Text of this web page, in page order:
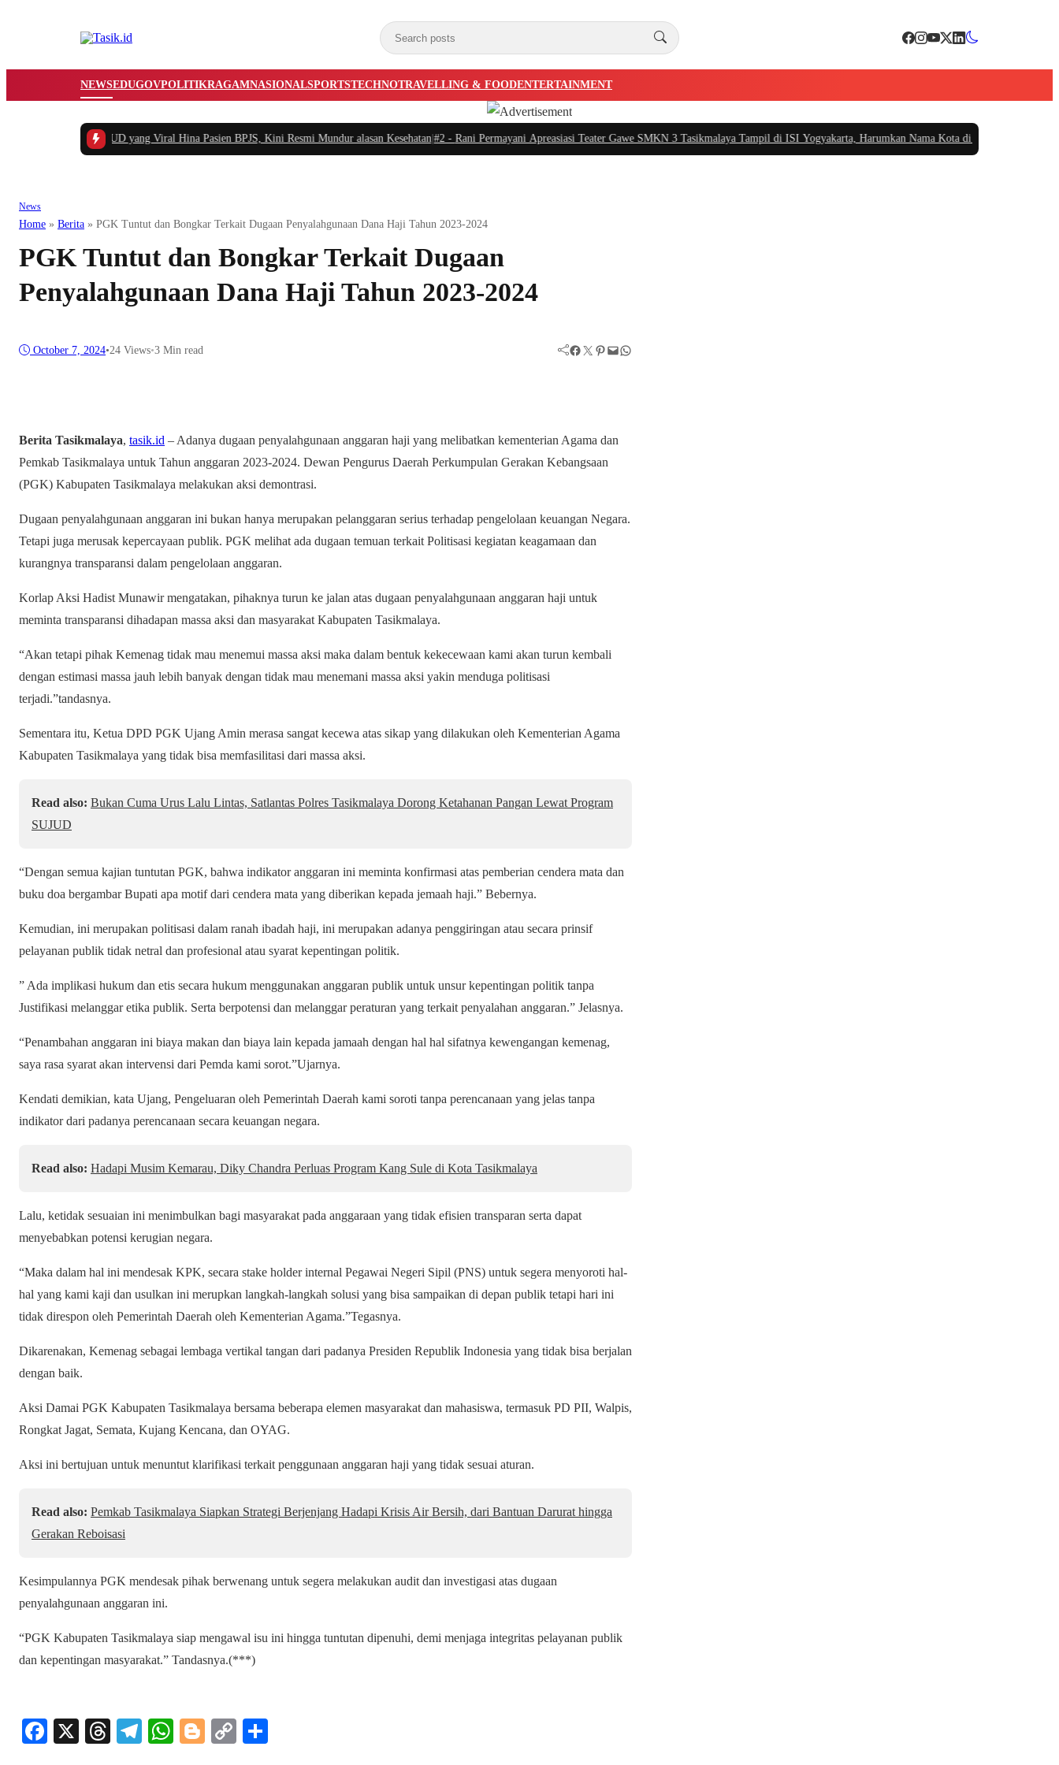
NEWSEDUGOVPOLITIKRAGAMNASIONALSPORTSTECHNOTRAVELLING & FOODENTERTAINMENT
Pegawai RSUD yang Viral Hina Pasien BPJS, Kini Resmi Mundur alasan Kesehatan|#2 -Rani Permayani Apreasiasi Teater Gawe SMKN 3 Tasikmalaya Tampil di ISI Yogyakarta, Harumkan Nama Kota di Festival Teater Remaja
News
Home » Berita » PGK Tuntut dan Bongkar Terkait Dugaan Penyalahgunaan Dana Haji Tahun 2023-2024
PGK Tuntut dan Bongkar Terkait Dugaan
Penyalahgunaan Dana Haji Tahun 2023-2024
October 7, 2024•24 Views•3 Min read Facebook Twitter Pinterest Mail WhatsApp
Berita Tasikmalaya, tasik.id – Adanya dugaan penyalahgunaan anggaran haji yang melibatkan kementerian Agama dan
Pemkab Tasikmalaya untuk Tahun anggaran 2023-2024. Dewan Pengurus Daerah Perkumpulan Gerakan Kebangsaan
(PGK) Kabupaten Tasikmalaya melakukan aksi demontrasi.
Dugaan penyalahgunaan anggaran ini bukan hanya merupakan pelanggaran serius terhadap pengelolaan keuangan Negara.
Tetapi juga merusak kepercayaan publik. PGK melihat ada dugaan temuan terkait Politisasi kegiatan keagamaan dan
kurangnya transparansi dalam pengelolaan anggaran.
Korlap Aksi Hadist Munawir mengatakan, pihaknya turun ke jalan atas dugaan penyalahgunaan anggaran haji untuk
meminta transparansi dihadapan massa aksi dan masyarakat Kabupaten Tasikmalaya.
“Akan tetapi pihak Kemenag tidak mau menemui massa aksi maka dalam bentuk kekecewaan kami akan turun kembali
dengan estimasi massa jauh lebih banyak dengan tidak mau menemani massa aksi yakin menduga politisasi
terjadi.”tandasnya.
Sementara itu, Ketua DPD PGK Ujang Amin merasa sangat kecewa atas sikap yang dilakukan oleh Kementerian Agama
Kabupaten Tasikmalaya yang tidak bisa memfasilitasi dari massa aksi.
Read also: Bukan Cuma Urus Lalu Lintas, Satlantas Polres Tasikmalaya Dorong Ketahanan Pangan Lewat Program
SUJUD
“Dengan semua kajian tuntutan PGK, bahwa indikator anggaran ini meminta konfirmasi atas pemberian cendera mata dan
buku doa bergambar Bupati apa motif dari cendera mata yang diberikan kepada jemaah haji.” Bebernya.
Kemudian, ini merupakan politisasi dalam ranah ibadah haji, ini merupakan adanya penggiringan atau secara prinsif
pelayanan publik tidak netral dan profesional atau syarat kepentingan politik.
” Ada implikasi hukum dan etis secara hukum menggunakan anggaran publik untuk unsur kepentingan politik tanpa
Justifikasi melanggar etika publik. Serta berpotensi dan melanggar peraturan yang terkait penyalahan anggaran.” Jelasnya.
“Penambahan anggaran ini biaya makan dan biaya lain kepada jamaah dengan hal hal sifatnya kewengangan kemenag,
saya rasa syarat akan intervensi dari Pemda kami sorot.”Ujarnya.
Kendati demikian, kata Ujang, Pengeluaran oleh Pemerintah Daerah kami soroti tanpa perencanaan yang jelas tanpa
indikator dari padanya perencanaan secara keuangan negara.
Read also: Hadapi Musim Kemarau, Diky Chandra Perluas Program Kang Sule di Kota Tasikmalaya
Lalu, ketidak sesuaian ini menimbulkan bagi masyarakat pada anggaraan yang tidak efisien transparan serta dapat
menyebabkan potensi kerugian negara.
“Maka dalam hal ini mendesak KPK, secara stake holder internal Pegawai Negeri Sipil (PNS) untuk segera menyoroti hal-
hal yang kami kaji dan usulkan ini merupkan langkah-langkah solusi yang bisa sampaikan di depan publik tetapi hari ini
tidak direspon oleh Pemerintah Daerah oleh Kementerian Agama.”Tegasnya.
Dikarenakan, Kemenag sebagai lembaga vertikal tangan dari padanya Presiden Republik Indonesia yang tidak bisa berjalan
dengan baik.
Aksi Damai PGK Kabupaten Tasikmalaya bersama beberapa elemen masyarakat dan mahasiswa, termasuk PD PII, Walpis,
Rongkat Jagat, Semata, Kujang Kencana, dan OYAG.
Aksi ini bertujuan untuk menuntut klarifikasi terkait penggunaan anggaran haji yang tidak sesuai aturan.
Read also: Pemkab Tasikmalaya Siapkan Strategi Berjenjang Hadapi Krisis Air Bersih, dari Bantuan Darurat hingga
Gerakan Reboisasi
Kesimpulannya PGK mendesak pihak berwenang untuk segera melakukan audit dan investigasi atas dugaan
penyalahgunaan anggaran ini.
“PGK Kabupaten Tasikmalaya siap mengawal isu ini hingga tuntutan dipenuhi, demi menjaga integritas pelayanan publik
dan kepentingan masyarakat.” Tandasnya.(***)
Fa
X
T
Te
W
Bl
C